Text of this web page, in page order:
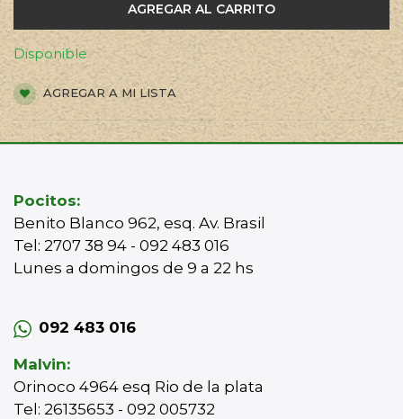
AGREGAR AL CARRITO
Disponible
AGREGAR A MI LISTA
Pocitos:
Benito Blanco 962, esq. Av. Brasil
Tel: 2707 38 94 - 092 483 016
Lunes a domingos de 9 a 22 hs
092 483 016
Malvin:
Orinoco 4964 esq Rio de la plata
Tel: 26135653 - 092 005732